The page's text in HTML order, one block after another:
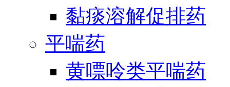
黏痰溶解促排药
平喘药
黄嘌呤类平喘药